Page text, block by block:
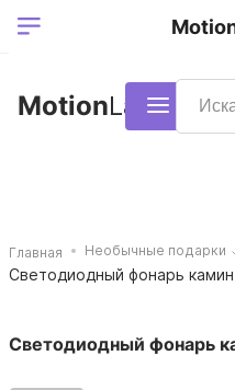
Ваш регион
Выберите ваш
MotionLamps
Главная Необычные подарки
Светодиодный фонарь
Светодиодный фонарь